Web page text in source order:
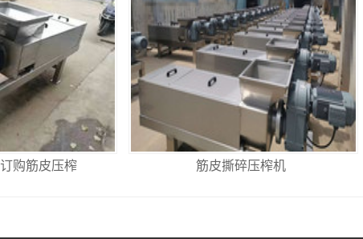
购筋皮压榨 筋皮撕碎压榨机